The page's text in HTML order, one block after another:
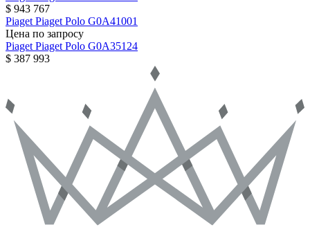
$ 943 767
Piaget Piaget Polo G0A41001
Цена по запросу
Piaget Piaget Polo G0A35124
$ 387 993